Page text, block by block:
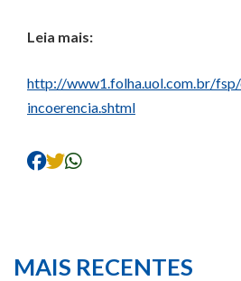
Leia mais:
http://www1.folha.uol.com.br/
incoerencia.shtml
MAIS RECENTES